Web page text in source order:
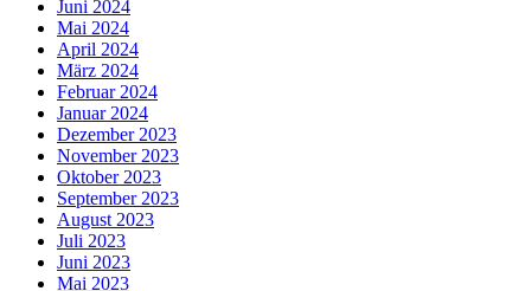
Juni 2024
Mai 2024
April 2024
März 2024
Februar 2024
Januar 2024
Dezember 2023
November 2023
Oktober 2023
September 2023
August 2023
Juli 2023
Juni 2023
Mai 2023